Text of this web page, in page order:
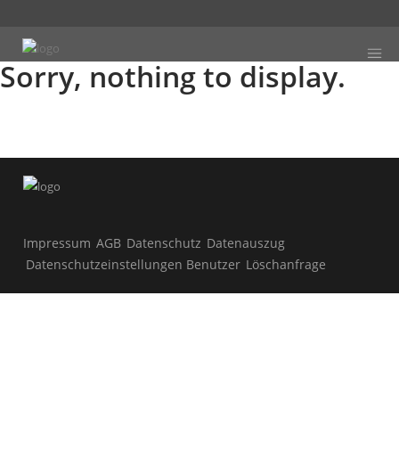
Sorry, nothing to display.
Impressum AGB Datenschutz Datenauszug
Datenschutzeinstellungen Benutzer Löschanfrage